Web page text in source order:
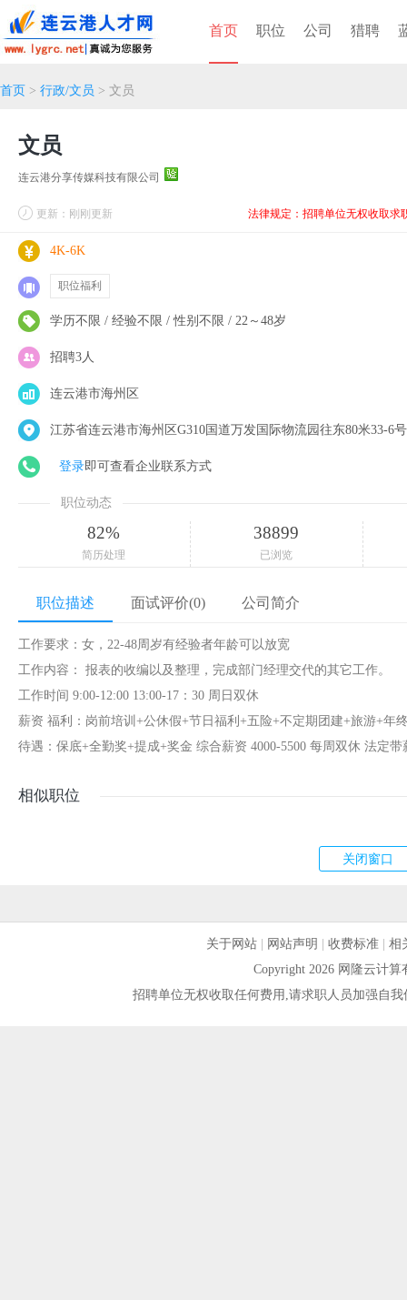
首页 职位 公司 猎聘
首页 > 行政/文员 > 文员
文员
连云港分享传媒科技有限公司
更新：刚刚更新 法律规定：招聘单位无权收取求
4K-6K
职位福利
学历不限 / 经验不限 / 性别不限 / 22～48岁
招聘3人
连云港市海州区
江苏省连云港市海州区G310国道万发国际物流园往东80米33-6号
登录即可查看企业联系方式
职位动态
82%
简历处理
38899
已浏览
职位描述 面试评价(0) 公司简介
工作要求：女，22-48周岁有经验者年龄可以放宽
工作内容： 报表的收编以及整理，完成部门经理交代的其它工作。
工作时间 9:00-12:00 13:00-17：30 周日双休
薪资 福利：岗前培训+公休假+节日福利+五险+不定期团建+旅游+年
待遇：保底+全勤奖+提成+奖金 综合薪资 4000-5500 每周双休 法定带
相似职位
关于网站 网站声明 |收费标准 |相
Copyright 2026 网隆云计
招聘单位无权收取任何费用,请求职人员加强自